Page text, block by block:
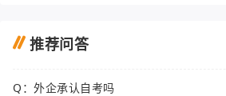
推荐问答
Q：外企承认自考吗